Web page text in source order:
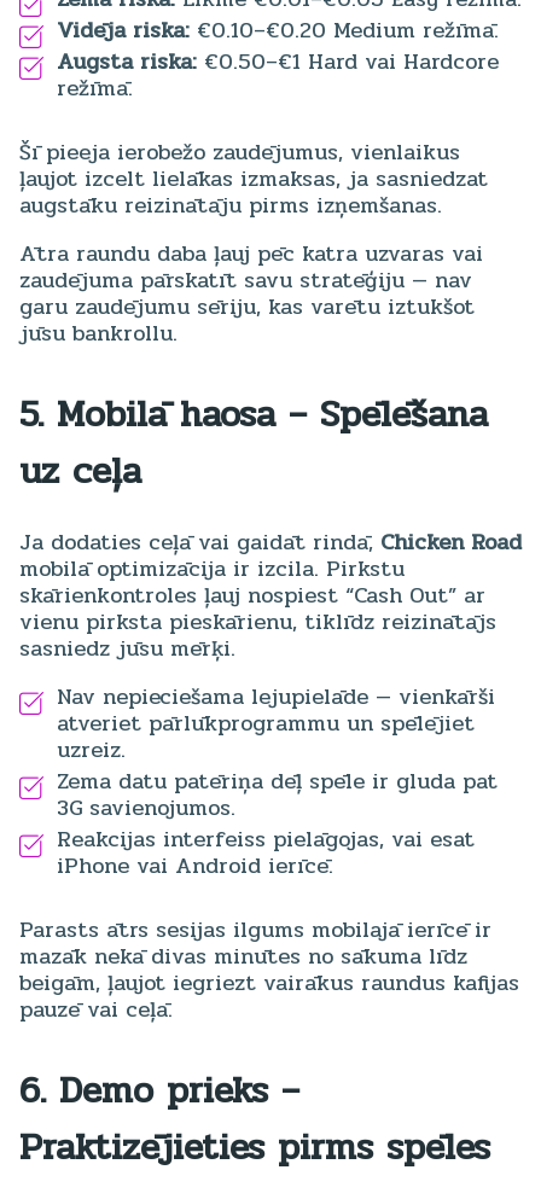
Vidēja riska: €0.10–€0.20 Medium režīmā.
Augsta riska: €0.50–€1 Hard vai Hardcore
režīmā.
Šī pieeja ierobežo zaudējumus, vienlaikus
ļaujot izcelt lielākas izmaksas, ja sasniedzat
augstāku reizinātāju pirms izņemšanas.
Ātra raundu daba ļauj pēc katra uzvaras vai
zaudējuma pārskatīt savu stratēģiju — nav
garu zaudējumu sēriju, kas varētu iztukšot
jūsu bankrollu.
5. Mobilā haosa – Spēlēšana
uz ceļa
Ja dodaties ceļā vai gaidāt rindā, Chicken Road
mobilā optimizācija ir izcila. Pirkstu
skārienkontroles ļauj nospiest “Cash Out” ar
vienu pirksta pieskārienu, tiklīdz reizinātājs
sasniedz jūsu mērķi.
Nav nepieciešama lejupielāde — vienkārši
atveriet pārlūkprogrammu un spēlējiet
uzreiz.
Zema datu patēriņa dēļ spēle ir gluda pat
3G savienojumos.
Reakcijas interfeiss pielāgojas, vai esat
iPhone vai Android ierīcē.
Parasts ātrs sesijas ilgums mobilajā ierīcē ir
mazāk nekā divas minūtes no sākuma līdz
beigām, ļaujot iegriezt vairākus raundus kafijas
pauzē vai ceļā.
6. Demo prieks –
Praktizējieties pirms spēles